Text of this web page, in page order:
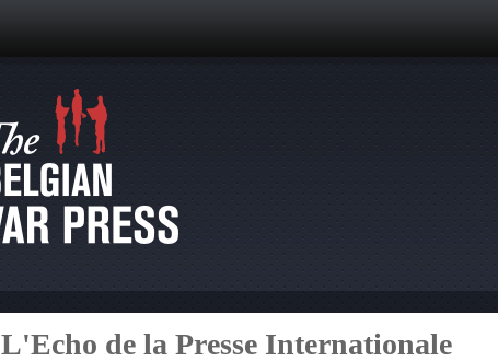
L'Echo de la Presse Internationale